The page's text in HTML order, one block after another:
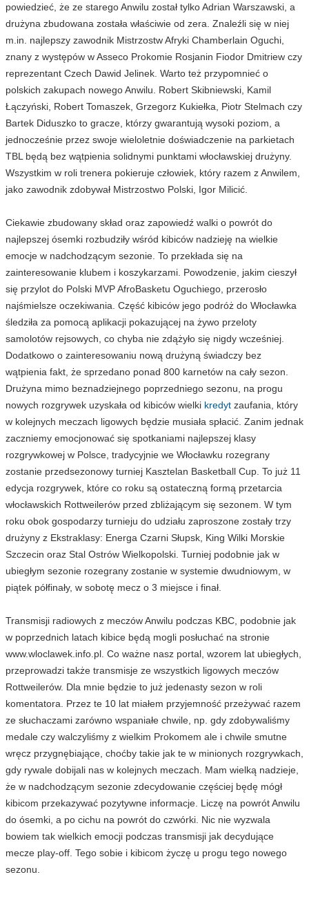
powiedzieć, że ze starego Anwilu został tylko Adrian Warszawski, a
drużyna zbudowana została właściwie od zera. Znaleźli się w niej
m.in. najlepszy zawodnik Mistrzostw Afryki Chamberlain Oguchi,
znany z występów w Asseco Prokomie Rosjanin Fiodor Dmitriew czy
reprezentant Czech Dawid Jelinek. Warto też przypomnieć o
polskich zakupach nowego Anwilu. Robert Skibniewski, Kamil
Łączyński, Robert Tomaszek, Grzegorz Kukiełka, Piotr Stelmach czy
Bartek Diduszko to gracze, którzy gwarantują wysoki poziom, a
jednocześnie przez swoje wieloletnie doświadczenie na parkietach
TBL będą bez wątpienia solidnymi punktami włocławskiej drużyny.
Wszystkim w roli trenera pokieruje człowiek, który razem z Anwilem,
jako zawodnik zdobywał Mistrzostwo Polski, Igor Milicić.
Ciekawie zbudowany skład oraz zapowiedź walki o powrót do
najlepszej ósemki rozbudziły wśród kibiców nadzieję na wielkie
emocje w nadchodzącym sezonie. To przekłada się na
zainteresowanie klubem i koszykarzami. Powodzenie, jakim cieszył
się przylot do Polski MVP AfroBasketu Oguchiego, przerosło
najśmielsze oczekiwania. Część kibiców jego podróż do Włocławka
śledziła za pomocą aplikacji pokazującej na żywo przeloty
samolotów rejsowych, co chyba nie zdążyło się nigdy wcześniej.
Dodatkowo o zainteresowaniu nową drużyną świadczy bez
wątpienia fakt, że sprzedano ponad 800 karnetów na cały sezon.
Drużyna mimo beznadziejnego poprzedniego sezonu, na progu
nowych rozgrywek uzyskała od kibiców wielki kredyt zaufania, który
w kolejnych meczach ligowych będzie musiała spłacić. Zanim jednak
zaczniemy emocjonować się spotkaniami najlepszej klasy
rozgrywkowej w Polsce, tradycyjnie we Włocławku rozegrany
zostanie przedsezonowy turniej Kasztelan Basketball Cup. To już 11
edycja rozgrywek, które co roku są ostateczną formą przetarcia
włocławskich Rottweilerów przed zbliżającym się sezonem. W tym
roku obok gospodarzy turnieju do udziału zaproszone zostały trzy
drużyny z Ekstraklasy: Energa Czarni Słupsk, King Wilki Morskie
Szczecin oraz Stal Ostrów Wielkopolski. Turniej podobnie jak w
ubiegłym sezonie rozegrany zostanie w systemie dwudniowym, w
piątek półfinały, w sobotę mecz o 3 miejsce i finał.
Transmisji radiowych z meczów Anwilu podczas KBC, podobnie jak
w poprzednich latach kibice będą mogli posłuchać na stronie
www.wloclawek.info.pl. Co ważne nasz portal, wzorem lat ubiegłych,
przeprowadzi także transmisje ze wszystkich ligowych meczów
Rottweilerów. Dla mnie będzie to już jedenasty sezon w roli
komentatora. Przez te 10 lat miałem przyjemność przeżywać razem
ze słuchaczami zarówno wspaniałe chwile, np. gdy zdobywaliśmy
medale czy walczyliśmy z wielkim Prokomem ale i chwile smutne
wręcz przygnębiające, choćby takie jak te w minionych rozgrywkach,
gdy rywale dobijali nas w kolejnych meczach. Mam wielką nadzieje,
że w nadchodzącym sezonie zdecydowanie częściej będę mógł
kibicom przekazywać pozytywne informacje. Liczę na powrót Anwilu
do ósemki, a po cichu na powrót do czwórki. Nic nie wyzwala
bowiem tak wielkich emocji podczas transmisji jak decydujące
mecze play-off. Tego sobie i kibicom życzę u progu tego nowego
sezonu.